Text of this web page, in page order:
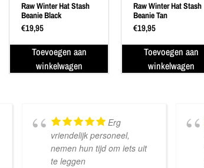
Raw Winter Hat Stash
Beanie Black
€19,95
Toevoegen aan
winkelwagen
Raw Winter Hat Stash
Beanie Tan
€19,95
Toevoegen aan
winkelwagen
Erg
vriendelijk personeel,
nemen hun tijd om iets uit
te leggen